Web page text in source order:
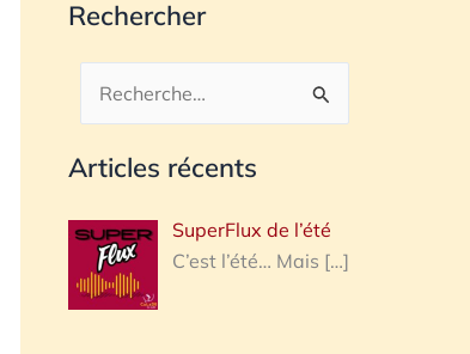
Rechercher
Rechercher :
Articles récents
SuperFlux de l’été
C’est l’été… Mais […]